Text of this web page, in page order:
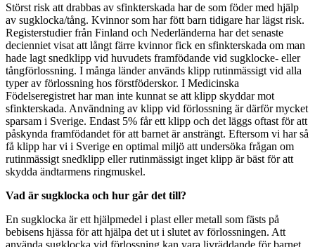
Störst risk att drabbas av sfinkterskada har de som föder med hjälp
av sugklocka/tång. Kvinnor som har fött barn tidigare har lägst risk.
Registerstudier från Finland och Nederländerna har det senaste
decienniet visat att långt färre kvinnor fick en sfinkterskada om man
hade lagt snedklipp vid huvudets framfödande vid sugklocke- eller
tångförlossning. I många länder används klipp rutinmässigt vid alla
typer av förlossning hos förstföderskor. I Medicinska
Födelseregistret har man inte kunnat se att klipp skyddar mot
sfinkterskada. Användning av klipp vid förlossning är därför mycket
sparsam i Sverige. Endast 5% får ett klipp och det läggs oftast för att
påskynda framfödandet för att barnet är ansträngt. Eftersom vi har så
få klipp har vi i Sverige en optimal miljö att undersöka frågan om
rutinmässigt snedklipp eller rutinmässigt inget klipp är bäst för att
skydda ändtarmens ringmuskel.
Vad är sugklocka och hur går det till?
En sugklocka är ett hjälpmedel i plast eller metall som fästs på
bebisens hjässa för att hjälpa det ut i slutet av förlossningen. Att
använda sugklocka vid förlossning kan vara livräddande för barnet